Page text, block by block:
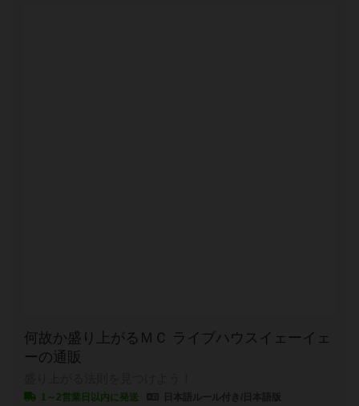
何故か盛り上がるＭＣ ライブハウスイェーイェ
ーの通販
1～2営業日以内に発送